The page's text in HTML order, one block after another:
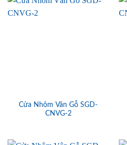
Cửa Nhôm Vân Gỗ SGD-
CNVG-2